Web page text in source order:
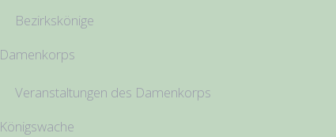
Bezirkskönige
Damenkorps
Veranstaltungen des Damenkorps
Königswache